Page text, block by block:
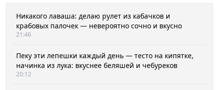
Никакого лаваша: делаю рулет из кабачков и
крабовых палочек — невероятно сочно и вкусно
21:46
Пеку эти лепешки каждый день — тесто на кипятке,
начинка из лука: вкуснее беляшей и чебуреков
20:12